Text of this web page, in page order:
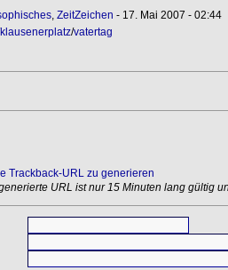
, ZeitZeichen - 17. Mai 2007 - 02:44
klausenerplatz/vatertag
Trackback-URL zu generieren
URL ist nur 15 Minuten lang gültig